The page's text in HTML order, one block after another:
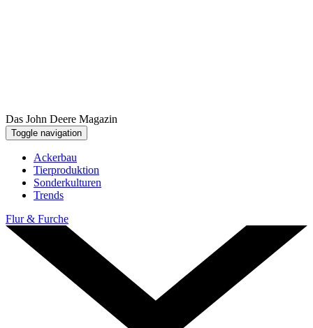
Das John Deere Magazin
Toggle navigation
Ackerbau
Tier­pro­duk­tion
Sonder­kul­turen
Trends
Flur & Furche